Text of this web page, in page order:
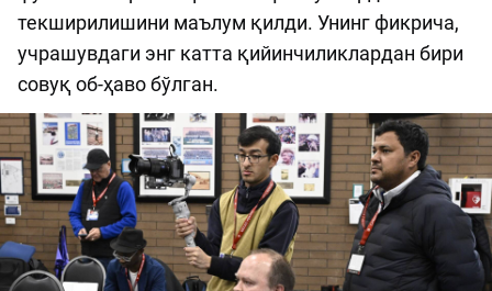
текширилишини маълум қилди. Унинг фикрича,
учрашувдаги энг катта қийинчиликлардан бири
совуқ об-ҳаво бўлган.